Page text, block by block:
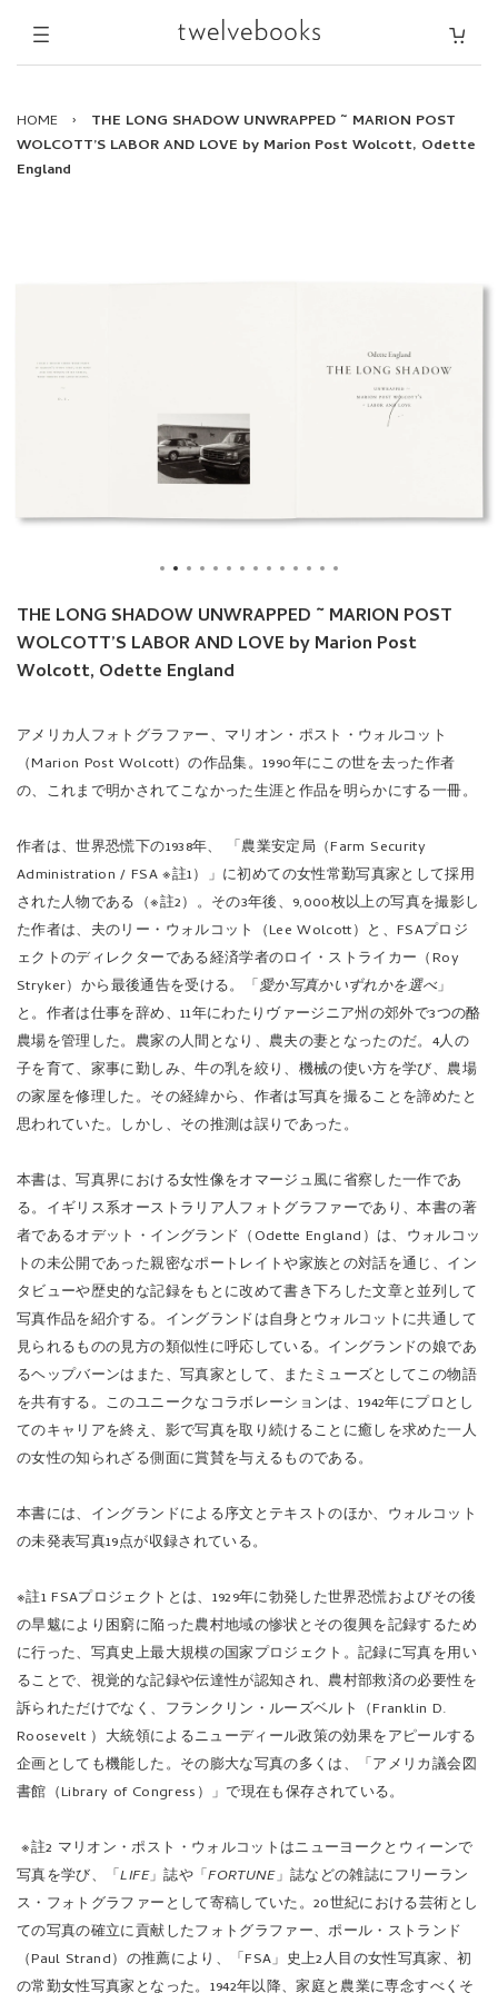
HOME ›
THE LONG SHADOW UNWRAPPED ~ MARION POST
WOLCOTT’S LABOR AND LOVE by Marion Post Wolcott, Odette
England
THE LONG SHADOW UNWRAPPED ~ MARION POST
WOLCOTT’S LABOR AND LOVE by Marion Post
Wolcott, Odette England
アメリカ人フォトグラファー、マリオン・ポスト ・ウォルコット
（Marion Post Wolcott）の作品集。1990年にこの世を去った作者
の、これまで明かされてこなかった生涯と作品を明らかにする一冊。
作者は、世界恐慌下の1938年、 「農業安定局（Farm Security
Administration / FSA ※註1）」に初めての女性常勤写真家として採用
された人物である（※註2）。その3年後、9,000枚以上の写真を撮影し
た作者は、夫のリー・ウォルコット（Lee Wolcott）と、FSAプロジ
ェクトのディレクターである経済学者のロイ・ストライカー（Roy
Stryker）から最後通告を受ける。「 愛か写真かいずれかを選べ」
と。作者は仕事を辞め、11年にわたりヴァージニア州の郊外で3つの酪
農場を管理した。農家の人間となり、農夫の妻となったのだ。4人の
子を育て、家事に勤しみ、牛の乳を絞り、機械の使い方を学び、農場
の家屋を修理した。その経緯から、作者は写真を撮ることを諦めたと
思われていた。しかし、その推測は誤りであった。
本書は、写真界における女性像をオマージュ風に省察した一作であ
る。イギリス系オーストラリア人フォトグラファーであり、本書の著
者であるオデット・イングランド（Odette England）は、ウォルコッ
トの未公開であった親密なポートレイトや家族との対話を通じ、イン
タビューや歴史的な記録をもとに改めて書き下ろした文章と並列して
写真作品を紹介する。イングランドは自身とウォルコットに共通して
見られるものの見方の類似性に呼応している。イングランドの娘であ
るヘップバーンはまた、写真家として、またミューズとしてこの物語
を共有する。このユニークなコラボレーションは、1942年にプロとし
てのキャリアを終え、影で写真を取り続けることに癒しを求めた一人
の女性の知られざる側面に賞賛を与えるものである。
本書には、イングランドによる序文とテキストのほか、ウォルコット
の未発表写真19点が収録されている。
※註1 FSAプロジェクトとは、1929年に勃発した世界恐慌およびその後
の旱魃により困窮に陥った農村地域の惨状とその復興を記録するため
に行った、写真史上最大規模の国家プロジェクト。記録に写真を用い
ることで、視覚的な記録や伝達性が認知され、農村部救済の必要性を
訴られただけでなく、フランクリン・ルーズベルト（Franklin D.
Roosevelt ）大統領によるニューディール政策の効果をアピールする
企画としても機能した。その膨大な写真の多くは、「アメリカ議会図
書館（Library of Congress）」で現在も保存されている。
※註2 マリオン・ポスト・ウォルコットはニューヨークとウィーンで
写真を学び、「LIFE」誌や「FORTUNE」誌などの雑誌にフリーラン
ス・フォトグラファーとして寄稿していた。20世紀における芸術とし
ての写真の確立に貢献したフォトグラファー、ポール・ストランド
（Paul Strand）の推薦により、「FSA」史上2人目の女性写真家、初
の常勤女性写真家となった。1942年以降、家庭と農業に専念すべくそ